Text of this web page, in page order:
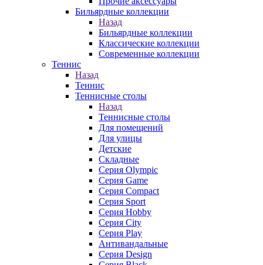
Бильярдные коллекции
Назад
Бильярдные коллекции
Классические коллекции
Современные коллекции
Теннис
Назад
Теннис
Теннисные столы
Назад
Теннисные столы
Для помещений
Для улицы
Детские
Складные
Серия Olympic
Серия Game
Серия Compact
Серия Sport
Серия Hobby
Серия City
Серия Play
Антивандальные
Серия Design